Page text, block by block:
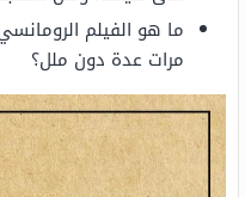
ما هو الفيلم
مرات عدة دون ملل؟